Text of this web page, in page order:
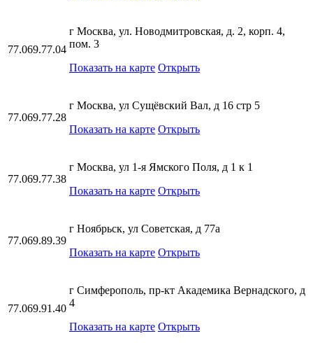
77.069.77.04
г Москва, ул. Новодмитровская, д. 2, корп. 4,
пом. 3
Показать на карте Открыть
77.069.77.28
г Москва, ул Сущёвский Вал, д 16 стр 5
Показать на карте Открыть
77.069.77.38
г Москва, ул 1-я Ямского Поля, д 1 к 1
Показать на карте Открыть
77.069.89.39
г Ноябрьск, ул Советская, д 77а
Показать на карте Открыть
77.069.91.40
г Симферополь, пр-кт Академика Вернадского, д
4
Показать на карте Открыть